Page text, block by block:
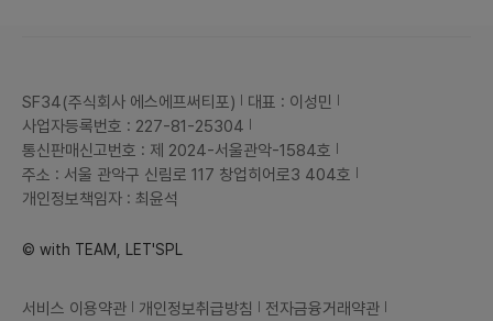
SF34(주식회사 에스에프써티포)
대표 : 이성민
사업자등록번호 : 227-81-25304
통신판매신고번호 : 제 2024-서울관악-1584호
주소 : 서울 관악구 신림로 117 창업히어로3 404호
개인정보책임자 : 최윤석
© with TEAM, LET'SPL
서비스 이용약관 개인정보취급방침
전자금융거래약관